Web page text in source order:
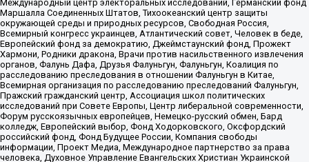
Международный центр электоральных исследований, Германский фонд
Маршалла Соединенных Штатов, Тихоокеанский центр защиты
окружающей среды и природных ресурсов, Свободная Россия,
Всемирный конгресс украинцев, Атлантический совет, Человек в беде,
Европейский фонд за демократию, Джеймстаунский фонд, Прожект
Хармони, Родники дракона, Врачи против насильственного извлечения
органов, Фалунь Дафа, Друзья Фалуньгун, Фалуньгун, Коалиция по
расследованию преследования в отношении Фалуньгун в Китае,
Всемирная организация по расследованию преследований Фалуньгун,
Пражский гражданский центр, Ассоциация школ политических
исследований при Совете Европы, Центр либеральной современности,
Форум русскоязычных европейцев, Немецко-русский обмен, Бард
колледж, Европейский выбор, Фонд Ходорковского, Оксфордский
российский фонд, Фонд Будущее России, Компания свободы
информации, Проект Медиа, Международное партнерство за права
человека, Духовное Управление Евангельских Христиан Украинской